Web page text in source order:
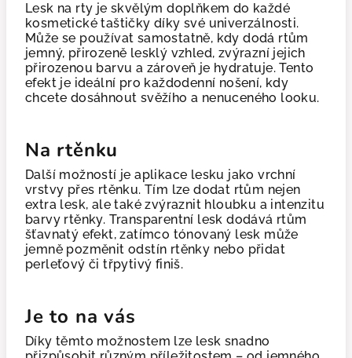
Lesk na rty je skvělým doplňkem do každé
kosmetické taštičky díky své univerzálnosti.
Může se používat samostatně, kdy dodá rtům
jemný, přirozeně lesklý vzhled, zvýrazní jejich
přirozenou barvu a zároveň je hydratuje. Tento
efekt je ideální pro každodenní nošení, kdy
chcete dosáhnout svěžího a nenuceného looku.
Na rtěnku
Další možností je aplikace lesku jako vrchní
vrstvy přes rtěnku. Tím lze dodat rtům nejen
extra lesk, ale také zvýraznit hloubku a intenzitu
barvy rtěnky. Transparentní lesk dodává rtům
šťavnatý efekt, zatímco tónovaný lesk může
jemně pozměnit odstín rtěnky nebo přidat
perleťový či třpytivý finiš.
Je to na vás
Díky těmto možnostem lze lesk snadno